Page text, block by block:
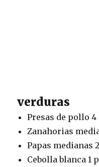
verduras
Presas de pollo 4
Zanahorias
Papas medianas 2
Cebolla blanca 1